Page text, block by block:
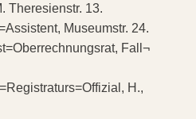
Theresienstr. 13.
Museumstr. 24.
Fall¬
H.,